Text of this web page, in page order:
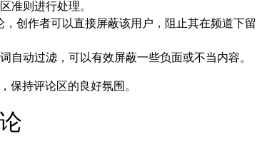
准则进行处理。
创作者可以直接屏蔽该用户，阻止其在频道下留
自动过滤，可以有效屏蔽一些负面或不当内容。
保持评论区的良好氛围。